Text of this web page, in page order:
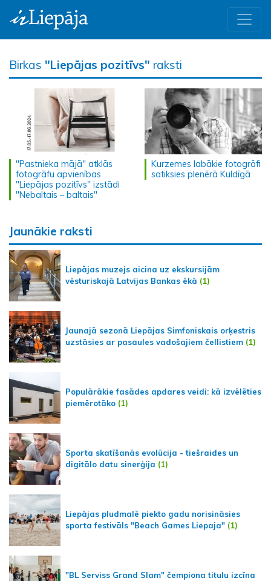
Birkas "Liepājas pozitīvs" raksti
"Pastnieka mājā" atklās
fotogrāfu apvienības
"Liepājas pozitīvs" izstādi
"Nebaltais – baltais"
Kurzemes labākie fotogrāfi
satiksies plenērā Kuldīgā
Jaunākie raksti
Liepājas muzejs aicina uz ekskursijām
vēsturiskajā Latvijas Bankas ēkā (1)
Jaunajā sezonā Liepājas Simfoniskais orķestris
uzstāsies ar pasaules vadošajiem čellistiem (1)
Populārākie fasādes apdares veidi: kā izvēlēties
piemērotāko (1)
Sporta skatīšanās evolūcija - tiešraides un
digitālo datu sinerģija (1)
Liepājas pludmalē piekto gadu norisināsies
sporta festivāls "Beach Games Liepaja" (1)
"BL Serviss Grand Slam" čempiona titulu izcīna